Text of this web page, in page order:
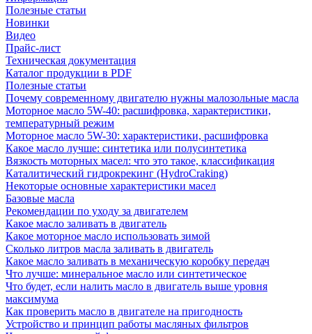
Полезные статьи
Новинки
Видео
Прайс-лист
Техническая документация
Каталог продукции в PDF
Полезные статьи
Почему современному двигателю нужны малозольные масла
Моторное масло 5W-40: расшифровка, характеристики,
температурный режим
Моторное масло 5W-30: характеристики, расшифровка
Какое масло лучше: синтетика или полусинтетика
Вязкость моторных масел: что это такое, классификация
Каталитический гидрокрекинг (НydroСraking)
Некоторые основные характеристики масел
Базовые масла
Рекомендации по уходу за двигателем
Какое масло заливать в двигатель
Какое моторное масло использовать зимой
Сколько литров масла заливать в двигатель
Какое масло заливать в механическую коробку передач
Что лучше: минеральное масло или синтетическое
Что будет, если налить масло в двигатель выше уровня
максимума
Как проверить масло в двигателе на пригодность
Устройство и принцип работы масляных фильтров